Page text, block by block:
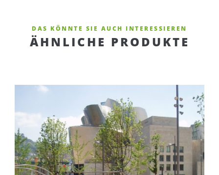
DAS KÖNNTE SIE AUCH INTERESSIEREN
ÄHNLICHE PRODUKTE